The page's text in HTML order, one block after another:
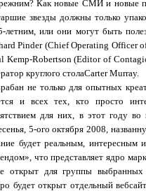
Как новые СМИ и новые
звезды должны только
летним, или они могут быть
Pinder (Chief Operating Officer
Kemp-Robertson (Editor of
круглого столаCarter Murray.
не только для опытных
и всех тех, кто просто
для них, в этот году
5-ого октября 2008,
будет реальным, интересным
что представляет ядро
открыт для группы
будет открыт отдельный